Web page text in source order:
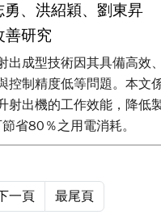
、洪紹穎、劉東昇
善研究
出成型技術因其具備高效
控制精度低等問題。本文
射出機的工作效能，降低
省80％之用電消耗。
一頁 最尾頁